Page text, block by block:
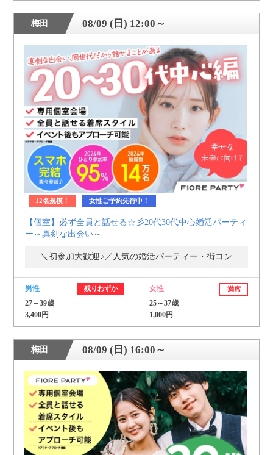
梅田 08/09 (日) 12:00～
12名規模！ 女性ご予約先行中！
【個室】必ず全員と話せる☆彡20代30代中心婚活パーティ
ー～真剣な出会い～
＼初参加大歓迎♪／人気の婚活パーティー・街コン
男性 残りわずか
27～39歳
3,400円
女性 満席
25～37歳
1,000円
梅田 08/09 (日) 16:00～